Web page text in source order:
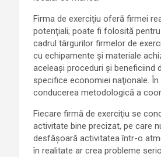
Firma de exerciţiu oferă firmei
potenţiali; poate fi folosită
cadrul târgurilor firmelor de
cu echipamente și materiale
aceleaşi proceduri şi beneficiind
specifice economiei naţionale.
conducerea metodologică a
Fiecare firmă de exerciţiu se
activitate bine precizat, pe care
desfăşoară activitatea într-o
în realitate ar crea probleme